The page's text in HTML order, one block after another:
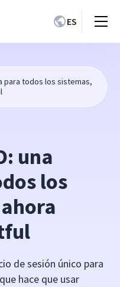
ES
para todos los sistemas,
una
los
de sesión único para
hace que usar